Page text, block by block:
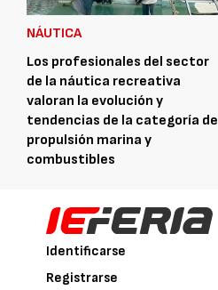
NÁUTICA
Los profesionales del sector
de la náutica recreativa
valoran la evolución y
tendencias de la categoría de
propulsión marina y
combustibles
Identificarse
Registrarse